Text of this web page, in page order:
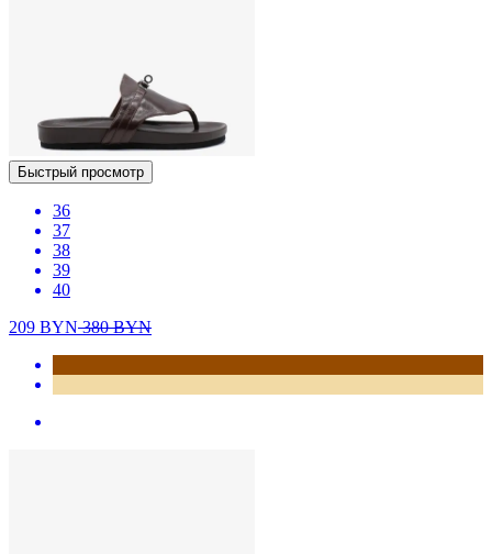
Быстрый просмотр
36
37
38
39
40
209 BYN380BYN